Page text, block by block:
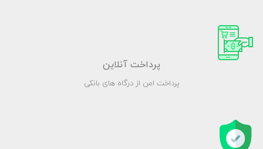
پرداخت آنلاین
پرداخت امن از درگاه های بانکی